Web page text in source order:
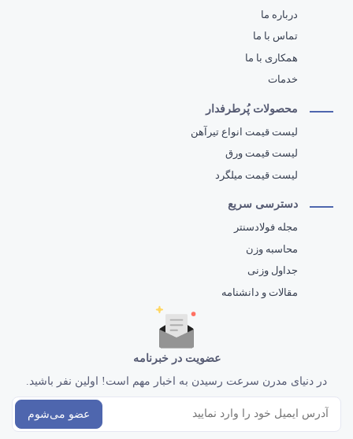
درباره ما
تماس با ما
همکاری با ما
خدمات
محصولات پُرطرفدار
لیست قیمت انواع تیرآهن
لیست قیمت ورق
لیست قیمت میلگرد
دسترسی سریع
مجله فولادسنتر
محاسبه وزن
جداول وزنی
مقالات و دانشنامه
عضویت در خبرنامه
در دنیای مدرن سرعت رسیدن به اخبار مهم است! اولین نفر باشید.
عضو می‌شوم